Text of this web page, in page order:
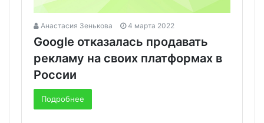
Анастасия Зенькова 4 марта 2022
Google отказалась продавать
рекламу на своих платформах в
России
Подробнее